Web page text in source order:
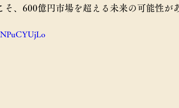
そ、600億円市場を超える未来の可能性が